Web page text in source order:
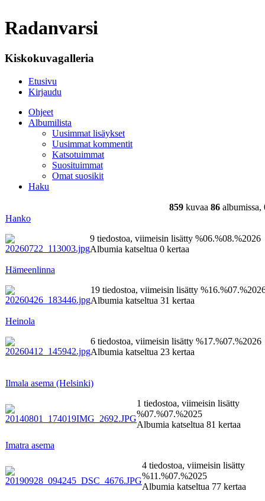
Radanvarsi
Kiskokuvagalleria
Etusivu
Kirjaudu
Ohjeet
Albumilista
Uusimmat lisäykset
Uusimmat kommentit
Katsotuimmat
Suosituimmat
Omat suosikit
Haku
859 kuvaa 86 albumissa,
Hanko
9 tiedostoa, viimeisin lisätty %06.%08.%2026
Albumia katseltua 0 kertaa
Hämeenlinna
19 tiedostoa, viimeisin lisätty
Albumia katseltua 31 kertaa
Heinola
6 tiedostoa, viimeisin lisätty %17.%07.%2026
Albumia katseltua 23 kertaa
Ilmala asema (Helsinki)
1 tiedostoa, viimeisin lisätty
%07.%07.%2025
Albumia katseltua 81 kertaa
Imatra asema
4 tiedostoa, viimeisin lisätty
%11.%07.%2025
Albumia katseltua 77 kertaa